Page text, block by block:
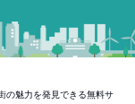
の魅力を発見できる無料サ